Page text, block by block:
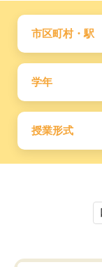
市区町村・駅
学年
授業形式